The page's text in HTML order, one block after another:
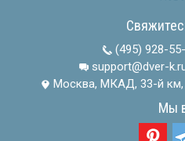
(495) 928-
support@dver-
Москва, МКАД, 33-й
Мы